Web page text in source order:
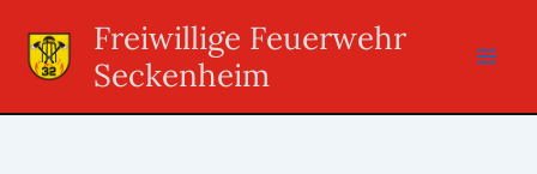
Inhalt
springen
Freiwillige Feuerwehr
Seckenheim